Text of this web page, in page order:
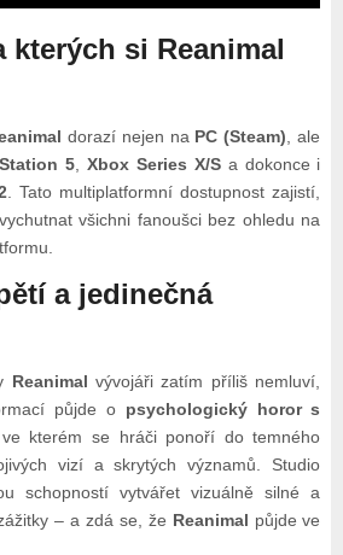
kterých si Reanimal
dorazí nejen na PC (Steam) , ale
5, Xbox Series X/Sa dokonce i
. Tato multiplatformní dostupnost zajistí,
všichni fanoušci bez ohledu na
a jedinečná
Reanimal vývojáři zatím příliš nemluví,
půjde o psychologický horor s
ve kterém se hráči ponoří do temného
vizí a skrytých významů. Studio
schopností vytvářet vizuálně silné a
– a zdá se, že Reanimal půjde ve